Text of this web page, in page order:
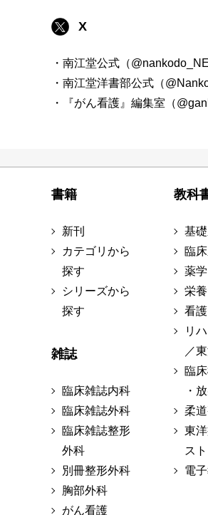
X
・南江堂公式（
・南江堂洋書部公式（
・『がん看護』編集室（
書籍
新刊
カテゴリから
探す
シリーズから
探す
雑誌
臨床雑誌内科
臨床雑誌外科
臨床雑誌整形
外科
別冊整形外科
胸部外科
がん看護
教科
基
臨
薬
栄
看
リ
／
臨
・
柔
東
スト
電